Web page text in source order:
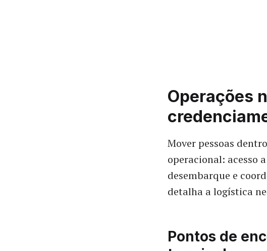
Operações
Mover pessoas
operacional: acesso
desembarque e
detalha a logística
Pontos de